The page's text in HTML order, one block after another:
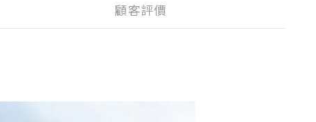
顧客評價